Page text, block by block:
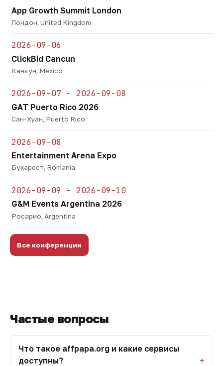
App Growth Summit London
Лондон, United Kingdom
2026-09-06
ClickBid Cancun
Канкун, Mexico
2026-09-07 - 2026-09-08
GAT Puerto Rico 2026
Сан-Хуан, Puerto Rico
2026-09-08
Entertainment Arena Expo
Бухарест, Romania
2026-09-09 - 2026-09-10
G&M Events Argentina 2026
Росарио, Argentina
Все конференции
Частые вопросы
Что такое affpapa.org и какие сервисы
доступны?